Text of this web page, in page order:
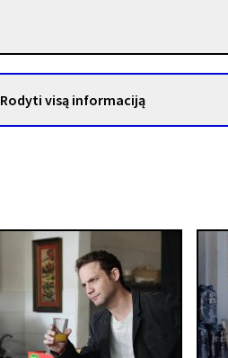
Rodyti visą informaciją